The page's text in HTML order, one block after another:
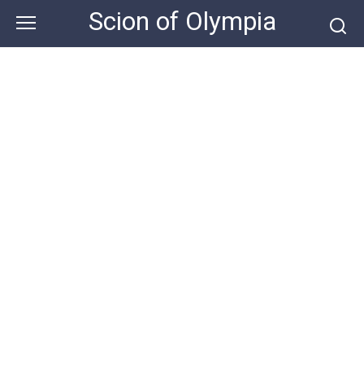
content
Scion of Olympia